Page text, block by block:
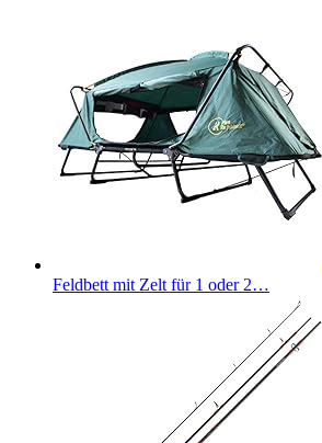
Feldbett mit Zelt für 1 oder 2…